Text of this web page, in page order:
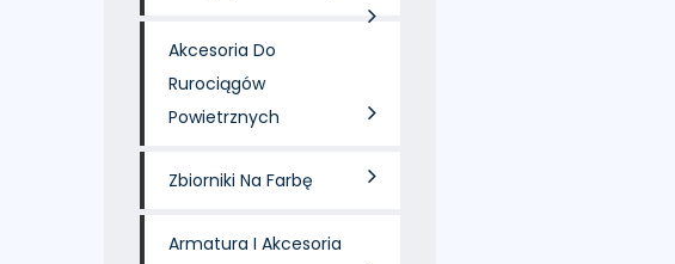
Akcesoria Do
Rurociągów
Powietrznych
Zbiorniki Na Farbę
Armatura I Akcesoria